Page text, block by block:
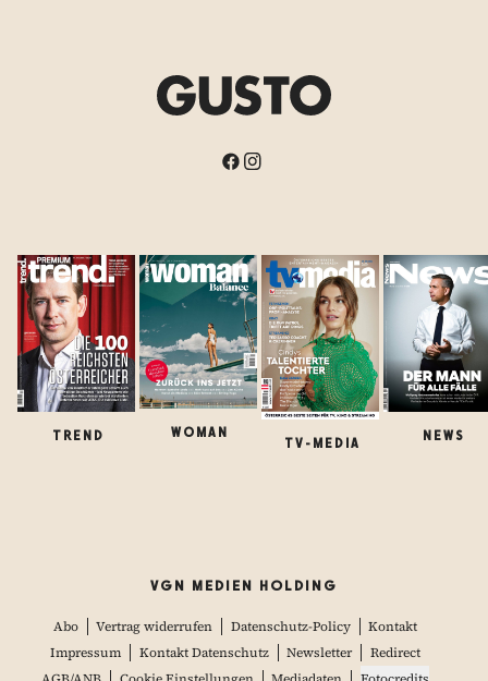
TREND WOMAN
TV-MEDIA
NEWS
VGN MEDIEN HOLDING
Abo Vertrag widerrufen Datenschutz-Policy
Kontakt
Impressum
Kontakt Datenschutz Newsletter
Redirect